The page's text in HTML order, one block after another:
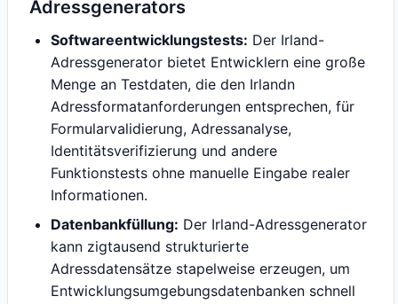
Adressgenerators
Softwareentwicklungstests: Der Irland-
Adressgenerator bietet Entwicklern eine große
Menge an Testdaten, die den Irlandn
Adressformatanforderungen entsprechen, für
Formularvalidierung, Adressanalyse,
Identitätsverifizierung und andere
Funktionstests ohne manuelle Eingabe realer
Informationen.
Datenbankfüllung: Der Irland-Adressgenerator
kann zigtausend strukturierte
Adressdatensätze stapelweise erzeugen, um
Entwicklungsumgebungsdatenbanken schnell